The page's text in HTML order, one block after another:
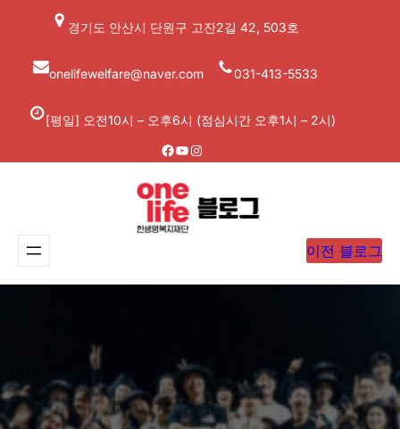
가
경기도 안산시 단원구 고잔2길 42, 503호
onelifewelfare@naver.com 031-413-5533
[평일] 오전10시 – 오후6시 (점심시간 오후1시 – 2시)
Facebook
YouTube
Instagram
이전 블로그